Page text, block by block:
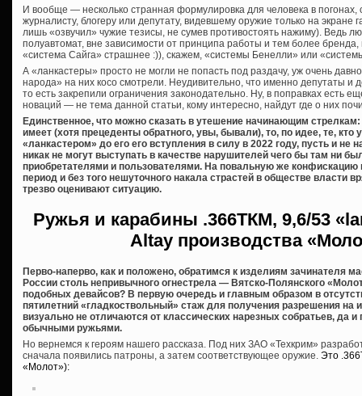
И вообще — несколько странная формулировка для человека в
журналисту, блогеру или депутату, видевшему оружие только на экране
лишь «озвучил» чужие тезисы, не сумев противостоять нажиму). Ведь
полуавтомат, вне зависимости от принципа работы и тем более
«система Сайга» страшнее :)), скажем, «системы Бенелли» или
А «ланкастеры» просто не могли не попасть под раздачу, уж очень
народа» на них косо смотрели. Неудивительно, что именно депутаты и
то есть закрепили ограничения законодательно. Ну, в поправках есть
новаций — не тема данной статьи, кому интересно, найдут где о них
Единственное, что можно сказать в утешение начинающим
имеет (хотя прецеденты обратного, увы, бывали), то, по идее, те, кто
«ланкастером» до его его вступления в силу в 2022 году, пусть и не
никак не могут выступать в качестве нарушителей чего бы там ни
приобретателями и пользователями. На повальную же конфискацию
период и без того нешуточного накала страстей в обществе власти
трезво оценивают ситуацию.
Ружья и карабины .366ТКМ, 9,6/53
Altay производства
Перво-наперво, как и положено, обратимся к изделиям зачинателя
России столь непривычного огнестрела — Вятско-Полянского
подобных девайсов? В первую очередь и главным образом в
пятилетний «гладкоствольный» стаж для получения разрешения на
визуально не отличаются от классических нарезных собратьев, да
обычными ружьями.
Но вернемся к героям нашего рассказа. Под них ЗАО «Техкрим»
сначала появились патроны, а затем соответствующее оружие. Это
«Молот»):